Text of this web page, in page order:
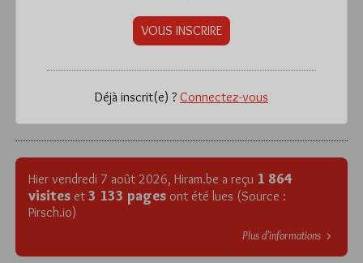
VOUS INSCRIRE
Déjà inscrit(e) ? Connectez-vous
Hier vendredi 7 août 2026, Hiram.be a reçu 1 864
visites et 3 133 pages ont été lues (Source :
Pirsch.io)
Plus d’informations